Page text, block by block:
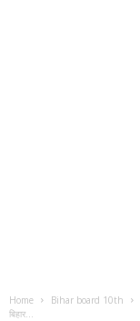
Home Bihar board 10th
बिहार...